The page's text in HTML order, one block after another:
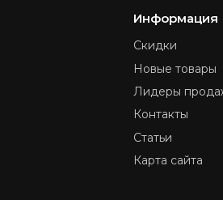
Информация
Скидки
Новые товары
Лидеры
Контакты
Статьи
Карта сайта